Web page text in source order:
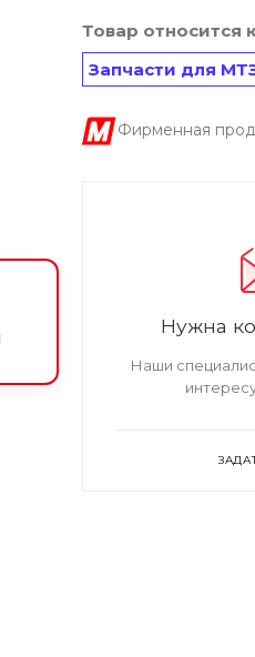
Товар относится
Запчасти для
Фирменная
Нужна
Наши